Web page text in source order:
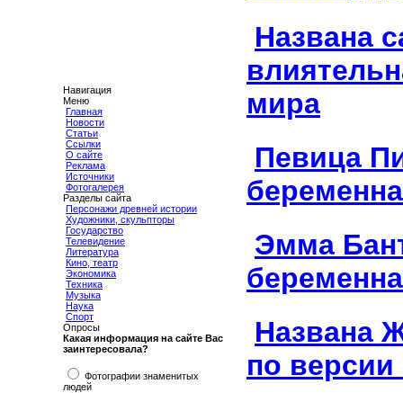
Навигация
Меню
Главная
Новости
Статьи
Ссылки
О сайте
Реклама
Источники
Фотогалерея
Разделы сайта
Персонажи древней истории
Художники, скульпторы
Государство
Телевидение
Литература
Кино, театр
Экономика
Техника
Музыка
Наука
Спорт
Опросы
Какая информация на сайте Вас
заинтересовала?
Фотографии знаменитых
людей
Названа
мира
Певица
беременна
Эмма
беременна
Названа
по